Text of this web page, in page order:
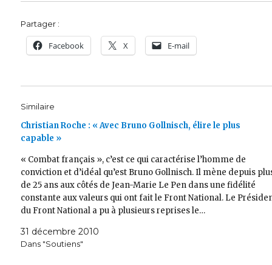
Partager :
Facebook X E-mail
Similaire
Christian Roche : « Avec Bruno Gollnisch, élire le plus
capable »
« Combat français », c’est ce qui caractérise l’homme de
conviction et d’idéal qu’est Bruno Gollnisch. Il mène depuis
de 25 ans aux côtés de Jean-Marie Le Pen dans une fidélité
constante aux valeurs qui ont fait le Front National. Le
du Front National a pu à plusieurs reprises le…
31 décembre 2010
Dans "Soutiens"